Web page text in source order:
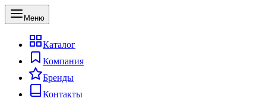
Меню
Каталог
Компания
Бренды
Контакты